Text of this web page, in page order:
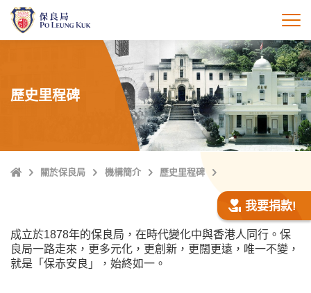
打
歷史里程碑
主
關於保良局 機構簡介 歷史里程碑
我要捐款!
成立於1878年的保良局，在時代變化中與香港人同行。保
良局一路走來，更多元化，更創新，更闊更遠，唯一不變，
就是「保赤安良」，始終如一。